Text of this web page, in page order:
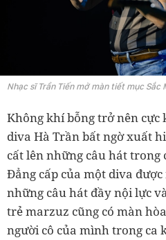
Nhạc sĩ Trần Tiến mở màn tiết mục Sắc
Không khí bỗng trở nên cực
diva Hà Trần bất ngờ xuất
cất lên những câu hát trong
Đẳng cấp của một diva
những câu hát đầy nội lực
trẻ marzuz cũng có màn
người cô của mình trong ca